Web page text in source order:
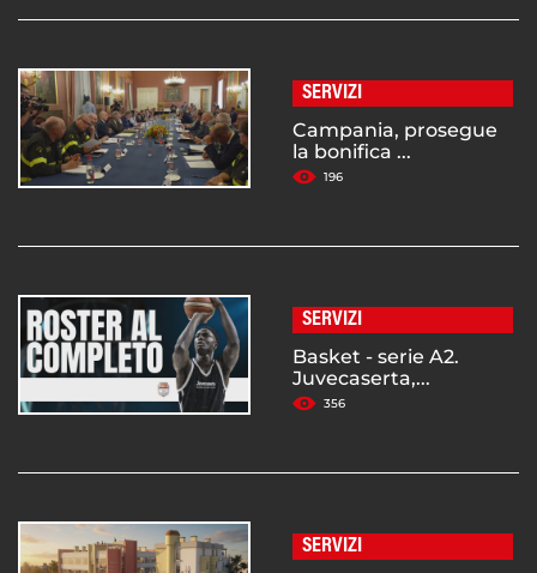
SERVIZI
Campania, prosegue
la bonifica ...
196
SERVIZI
Basket - serie A2.
Juvecaserta,...
356
SERVIZI